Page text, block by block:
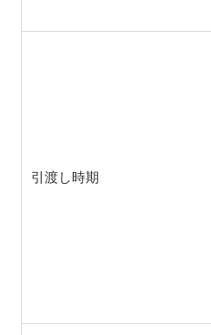
引渡し時期